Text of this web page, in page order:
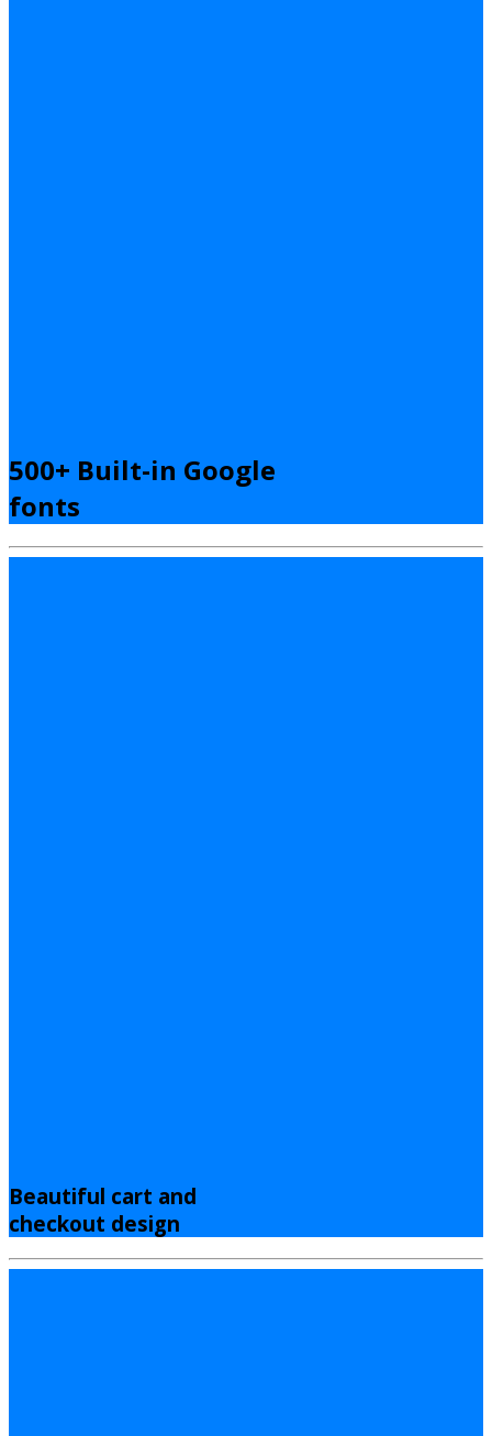
500+ Built-in Google
fonts
Beautiful cart and
checkout design